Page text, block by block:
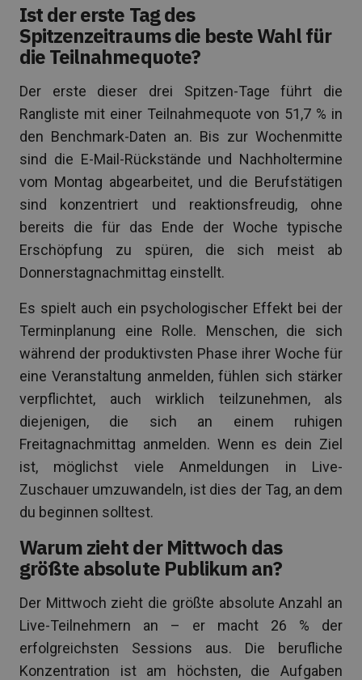
Ist der erste Tag des
Spitzenzeitraums die beste Wahl für
die Teilnahmequote?
Der erste dieser drei Spitzen-Tage führt die
Rangliste mit einer Teilnahmequote von 51,7 % in
den Benchmark-Daten an. Bis zur Wochenmitte
sind die E-Mail-Rückstände und Nachholtermine
vom Montag abgearbeitet, und die Berufstätigen
sind konzentriert und reaktionsfreudig, ohne
bereits die für das Ende der Woche typische
Erschöpfung zu spüren, die sich meist ab
Donnerstagnachmittag einstellt.
Es spielt auch ein psychologischer Effekt bei der
Terminplanung eine Rolle. Menschen, die sich
während der produktivsten Phase ihrer Woche für
eine Veranstaltung anmelden, fühlen sich stärker
verpflichtet, auch wirklich teilzunehmen, als
diejenigen, die sich an einem ruhigen
Freitagnachmittag anmelden. Wenn es dein Ziel
ist, möglichst viele Anmeldungen in Live-
Zuschauer umzuwandeln, ist dies der Tag, an dem
du beginnen solltest.
Warum zieht der Mittwoch das
größte absolute Publikum an?
Der Mittwoch zieht die größte absolute Anzahl an
Live-Teilnehmern an – er macht 26 % der
erfolgreichsten Sessions aus. Die berufliche
Konzentration ist am höchsten, die Aufgaben